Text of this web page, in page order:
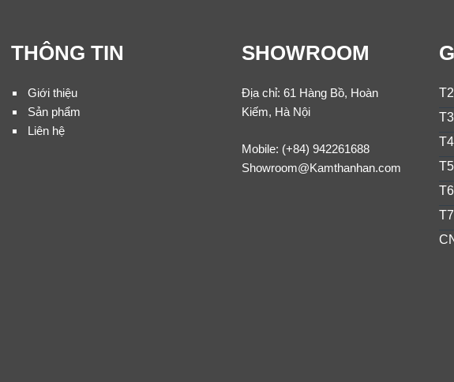
THÔNG TIN
Giới thiệu
Sản phẩm
Liên hệ
SHOWROOM
Địa chỉ: 61 Hàng Bồ, Hoàn
Kiếm, Hà Nội
Mobile: (+84) 942261688
Showroom@Kamthanhan.com
T2
T3
T4
T5
T6
T7